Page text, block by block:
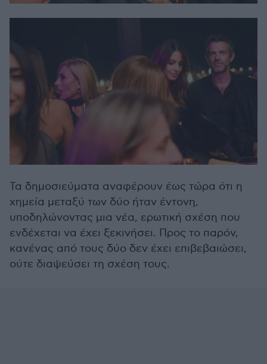
Τα δημοσιεύματα αναφέρουν έως τώρα ότι η
χημεία μεταξύ των δύο ήταν έντονη,
υποδηλώνοντας μια νέα, ερωτική σχέση που
ενδέχεται να έχει ξεκινήσει. Προς το παρόν,
κανένας από τους δύο δεν έχει επιβεβαιώσει,
ούτε διαψεύσει τη σχέση τους.